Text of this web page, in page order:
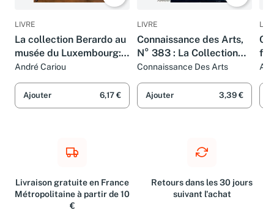
LIVRE
La collection Berardo au
musée du Luxembourg:
De Miro à Warhol
André Cariou
Ajouter 6,17 €
LIVRE
Connaissance des Arts,
N° 383 : La Collection
Berardo : De Miro à
Connaissance Des Arts
Ajouter 3,39 €
Livraison gratuite en France
Métropolitaine à partir de 10
€
Retours dans les 30 jours
suivant l'achat